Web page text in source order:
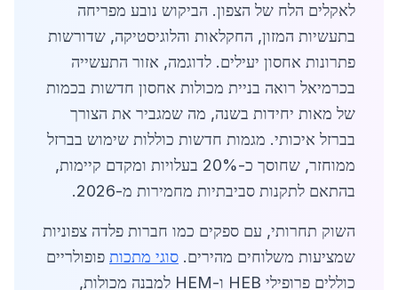
לאקלים הלח של הצפון. הביקוש נובע מפריחה
בתעשיות המזון, החקלאות והלוגיסטיקה, שדורשות
פתרונות אחסון יעילים. לדוגמה, אזור התעשייה
בכרמיאל רואה בניית מכולות אחסון חדשות בכמות
של מאות יחידות בשנה, מה שמגביר את הצורך
בברזל איכותי. מגמות חדשות כוללות שימוש בברזל
ממוחזר, שחוסך כ-20% בעלויות ומקדם קיימות,
בהתאם לתקנות סביבתיות מחמירות מ-2026.
השוק תחרותי, עם ספקים כמו חברות פלדה צפוניות
שמציעות משלוחים מהירים. סוגי מתכות פופולריים
כוללים פרופילי HEB ו-HEM למבנה מכולות,